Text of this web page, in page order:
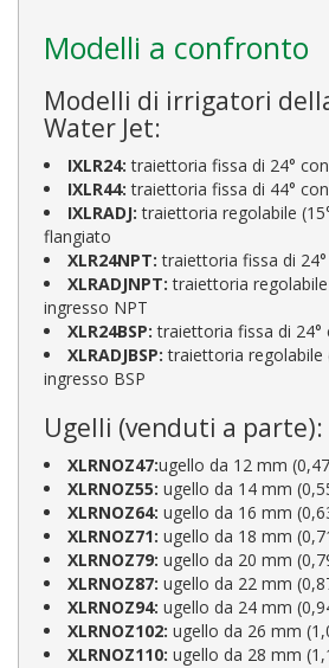
Modelli a confronto
Modelli di irrigatori
Water Jet:
IXLR24: traiettoria fissa di 24°
IXLR44: traiettoria fissa di 44°
IXLRADJ:traiettoria regolabile
flangiato
XLR24NPT: traiettoria fissa di
XLRADJNPT: traiettoria regolabile
ingresso NPT
XLR24BSP: traiettoria fissa di 24°
XLRADJBSP:traiettoria regolabile
ingresso BSP
Ugelli (venduti a parte):
XLRNOZ47:ugello da 12 mm
XLRNOZ55: ugello da 14 mm
XLRNOZ64: ugello da 16 mm
XLRNOZ71: ugello da 18 mm
XLRNOZ79: ugello da 20 mm
XLRNOZ87: ugello da 22 mm
XLRNOZ94: ugello da 24 mm
XLRNOZ102: ugello da 26 mm
XLRNOZ110: ugello da 28 mm